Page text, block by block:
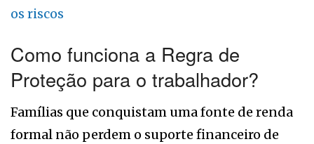
os riscos
Como funciona a Regra de
Proteção para o trabalhador?
Famílias que conquistam uma fonte de renda
formal não perdem o suporte financeiro de